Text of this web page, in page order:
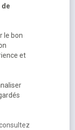
de
le bon
et